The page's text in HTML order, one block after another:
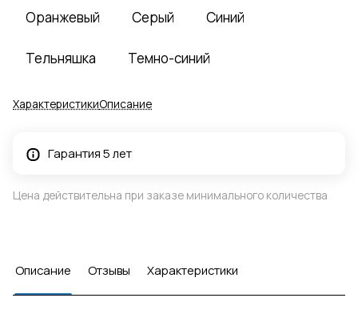
Оранжевый Серый Синий
Тельняшка Темно-синий
ХарактеристикиОписание
Гарантия 5 лет
Цена действительна при заказе минимального количества
Описание Отзывы Характеристики